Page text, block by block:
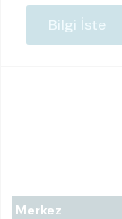
Merkez
Bilgi İste